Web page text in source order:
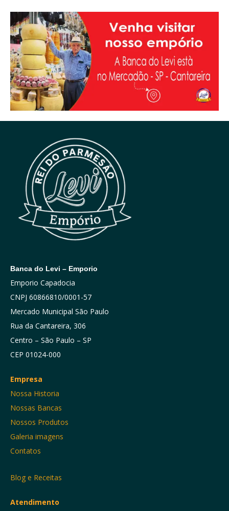
Banca do Levi – Emporio
Emporio Capadocia
CNPJ 60866810/0001-57
Mercado Municipal São Paulo
Rua da Cantareira, 306
Centro – São Paulo – SP
CEP 01024-000
Empresa
Nossa Historia
Nossas Bancas
Nossos Produtos
Galeria imagens
Contatos
Blog e Receitas
Atendimento